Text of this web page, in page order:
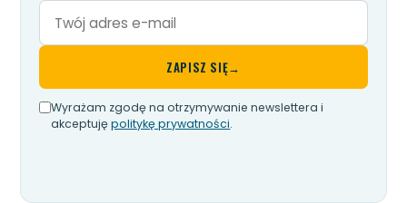
Twój
adres
mail
ZAPISZ SIĘ→
Wyrażam zgodę na otrzymywanie newslettera i
akceptujępolitykę prywatności.